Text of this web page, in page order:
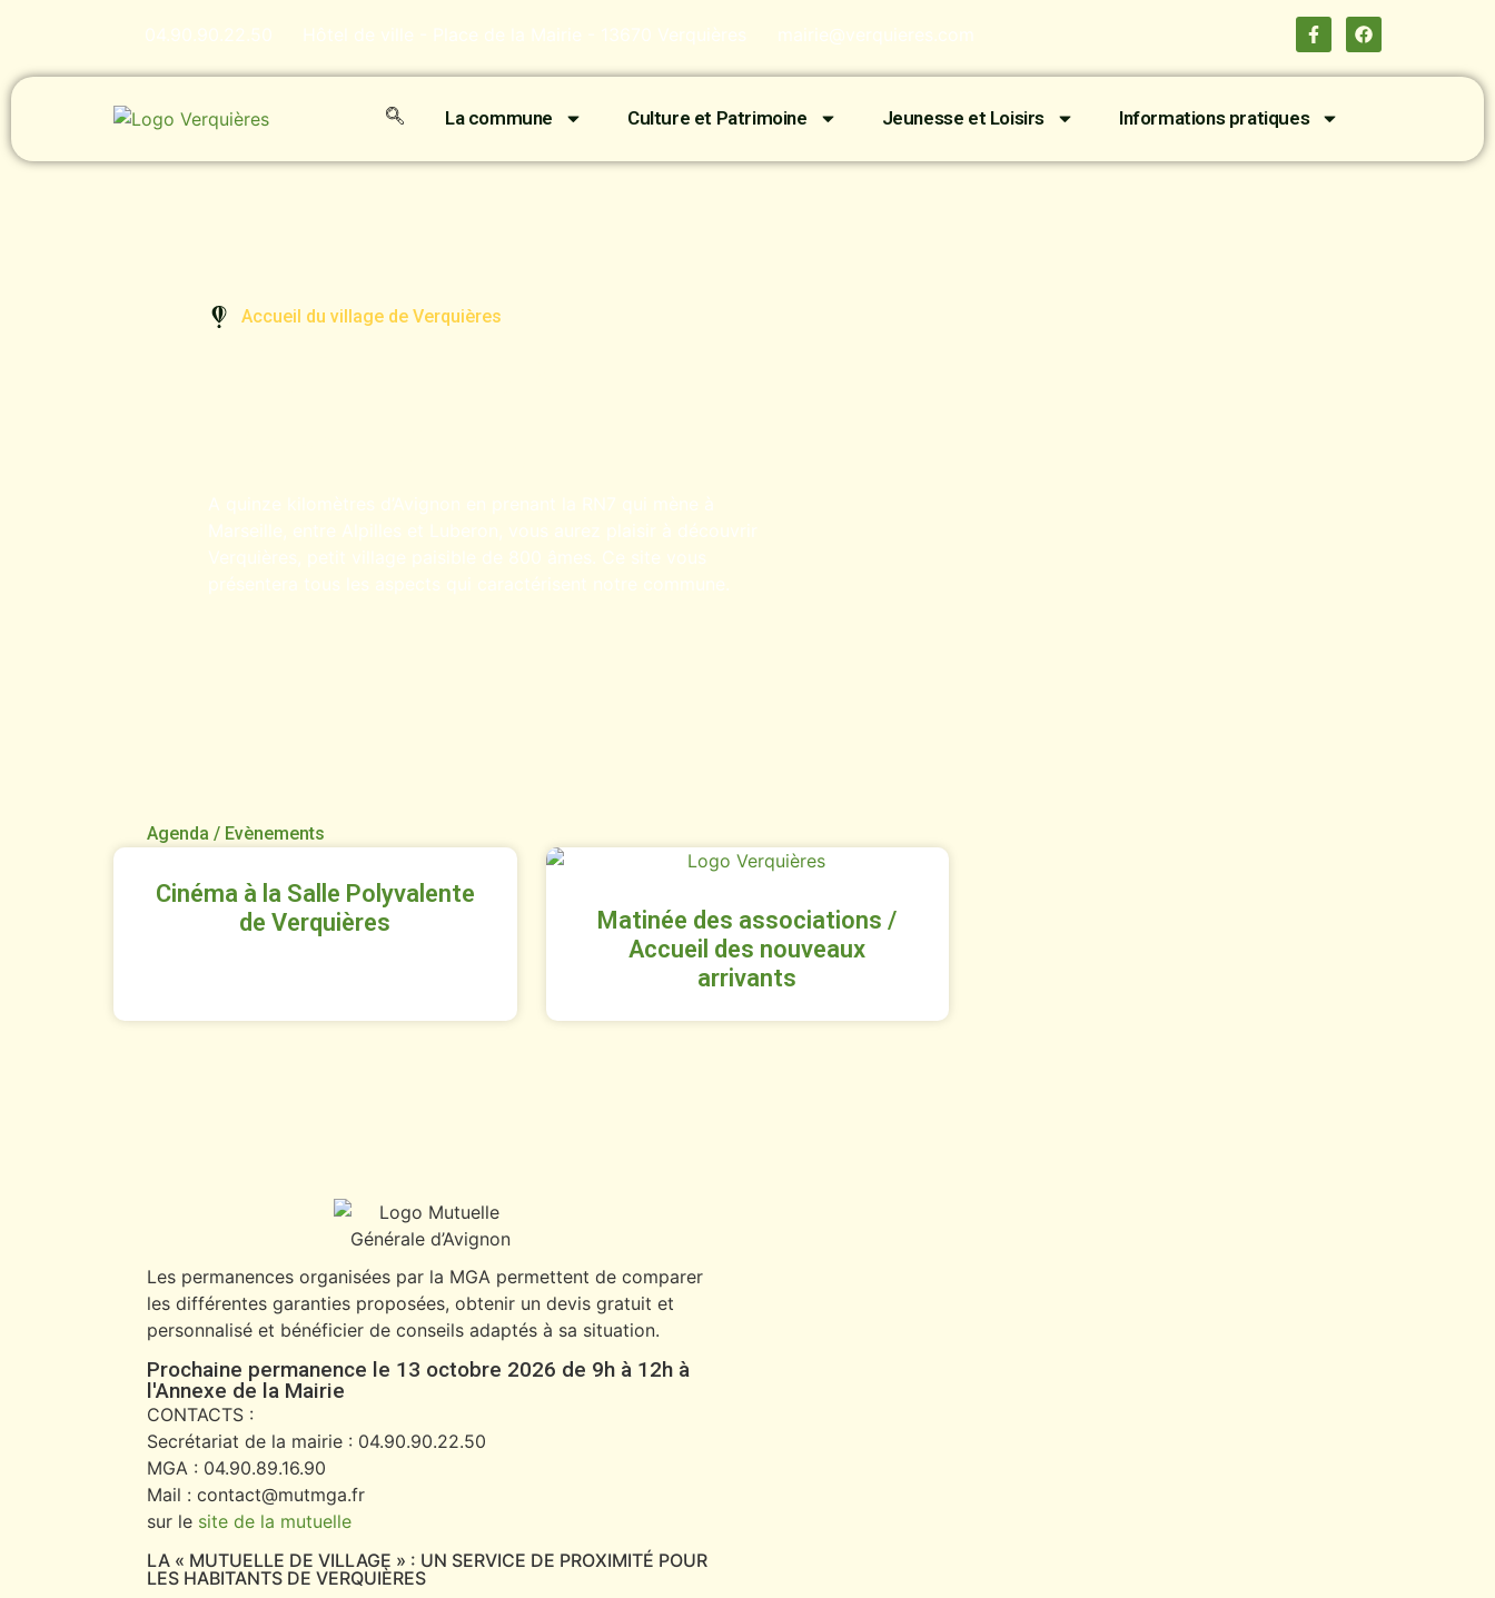
04.90.90.22.50 Hôtel de ville - Place de la Mairie - 13670 Verquières mairie@verquieres.com
La commune Culture et Patrimoine Jeunesse et Loisirs Informations pratiques
Accueil du village de Verquières
A quinze kilomètres d’Avignon en prenant la RN7 qui mène à
Marseille, entre Alpilles et Luberon, vous aurez plaisir à découvrir
Verquières, petit village paisible de 800 âmes. Ce site vous
présentera tous les aspects qui caractérisent notre commune.
Agenda / Evènements
Cinéma à la Salle Polyvalente
de Verquières
Matinée des associations /
Accueil des nouveaux
arrivants
Les permanences organisées par la MGA permettent de comparer
les différentes garanties proposées, obtenir un devis gratuit et
personnalisé et bénéficier de conseils adaptés à sa situation.
Prochaine permanence le 13 octobre 2026 de 9h à 12h à
l'Annexe de la Mairie
CONTACTS :
Secrétariat de la mairie : 04.90.90.22.50
MGA : 04.90.89.16.90
Mail : contact@mutmga.fr
sur le site de la mutuelle
LA « MUTUELLE DE VILLAGE » : UN SERVICE DE PROXIMITÉ POUR
LES HABITANTS DE VERQUIÈRES